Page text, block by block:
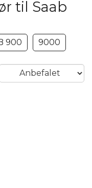
til Saab
900 9000